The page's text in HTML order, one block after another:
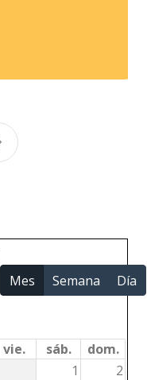
Mes Semana Día
vie. sáb.
dom.
1
2